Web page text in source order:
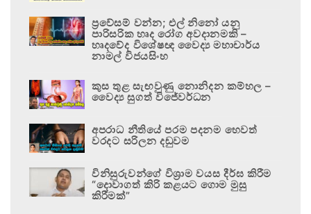
ප්‍රවේසම් වන්න; එල් නිනෝ යනු
පාරිසරික හෘද රෝග අවදානමකි –
හෘදවේද විශේෂඥ වෛද්‍ය මහාචාර්ය
නාමල් විජයසිංහ
කුස තුළ සැඟවුණු නොනිදන කම්හල –
වෛද්‍ය සුගත් විජේවර්ධන
අපරාධ නීතියේ පරම පදනම හෙවත්
වරදට සරිලන දඬුවම
විනිසුරුවන්ගේ විශ්‍රාම වයස දීර්ඝ කිරීම
“දොවාගත් කිරි කළයට ගොම මුසු
කිරීමක්”